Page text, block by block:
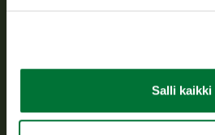
Salli kaikki
Usein kysytyt kysymykset
Metsästyskortti-asiat